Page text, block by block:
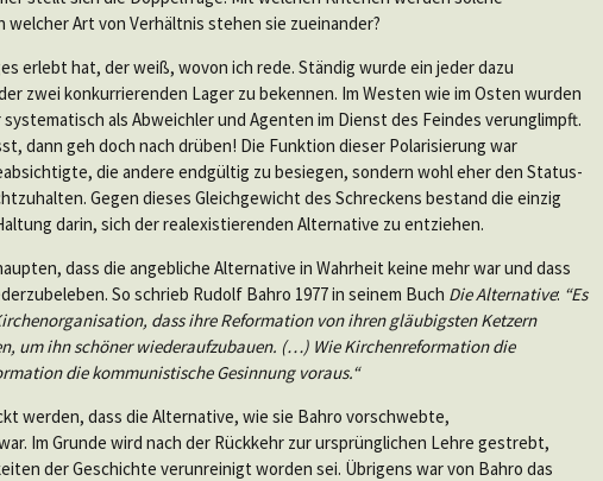
welcher Art von Verhältnis stehen sie zueinander?
erlebt hat, der weiß, wovon ich rede. Ständig wurde ein jeder dazu
zwei konkurrierenden Lager zu bekennen. Im Westen wie im Osten wurden
als Abweichler und Agenten im Dienst des Feindes verunglimpft.
dann geh doch nach drüben! Die Funktion dieser Polarisierung war
die andere endgültig zu besiegen, sondern wohl eher den Status-
Gegen dieses Gleichgewicht des Schreckens bestand die einzig
darin, sich der realexistierenden Alternative zu entziehen.
dass die angebliche Alternative in Wahrheit keine mehr war und dass
So schrieb Rudolf Bahro 1977 in seinem Buch Die Alternative: “Es
dass ihre Reformation von ihren gläubigsten Ketzern
um ihn schöner wiederaufzubauen. (…) Wie Kirchenreformation die
die kommunistische Gesinnung voraus.“
werden, dass die Alternative, wie sie Bahro vorschwebte,
Im Grunde wird nach der Rückkehr zur ursprünglichen Lehre gestrebt,
der Geschichte verunreinigt worden sei. Übrigens war von Bahro das